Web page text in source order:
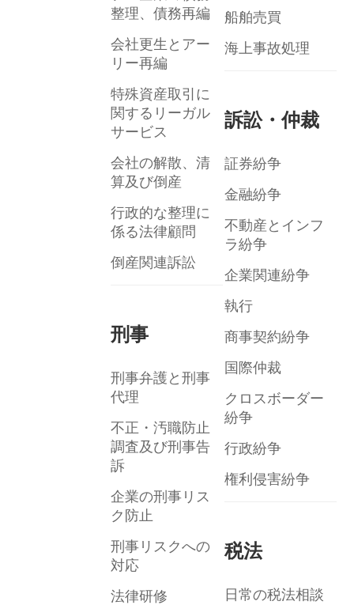
船舶売買
海上事故処理
整理、債務再編
会社更生とアー
リー再編
特殊資産取引に
関するリーガル
サービス
会社の解散、清
算及び倒産
行政的な整理に
係る法律顧問
倒産関連訴訟
訴訟・仲裁
証券紛争
金融紛争
不動産とインフ
ラ紛争
企業関連紛争
執行
商事契約紛争
国際仲裁
クロスボーダー
紛争
行政紛争
権利侵害紛争
刑事
刑事弁護と刑事
代理
不正・汚職防止
調査及び刑事告
訴
企業の刑事リス
ク防止
刑事リスクへの
対応
法律研修
税法
日常の税法相談